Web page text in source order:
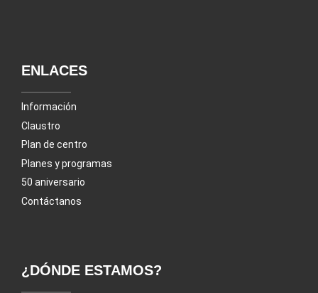
ENLACES
Información
Claustro
Plan de centro
Planes y programas
50 aniversario
Contáctanos
¿DÓNDE ESTAMOS?